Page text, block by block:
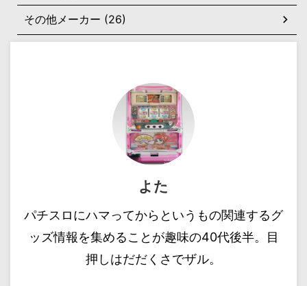
その他メーカー (26)
よた
パチスロにハマってからというもの関連するグ
ッズ情報を集めることが趣味の40代後半。目
押しはだだくさでザル。